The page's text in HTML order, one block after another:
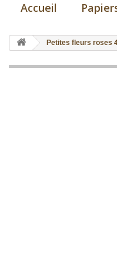
Accueil
Petites fleurs roses